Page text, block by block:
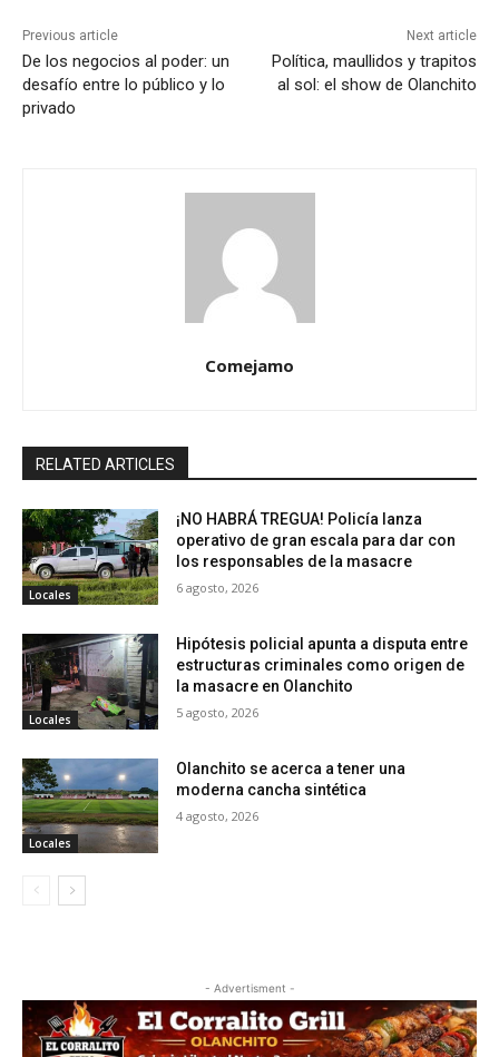
Previous article
De los negocios al poder: un
desafío entre lo público y lo
privado
Next article
Política, maullidos y trapitos
al sol: el show de Olanchito
Comejamo
RELATED ARTICLES
Locales
¡NO HABRÁ TREGUA! Policía lanza
operativo de gran escala para dar con
los responsables de la masacre
6 agosto, 2026
Locales
Hipótesis policial apunta a disputa entre
estructuras criminales como origen de
la masacre en Olanchito
5 agosto, 2026
Locales
Olanchito se acerca a tener una
moderna cancha sintética
4 agosto, 2026
- Advertisment -